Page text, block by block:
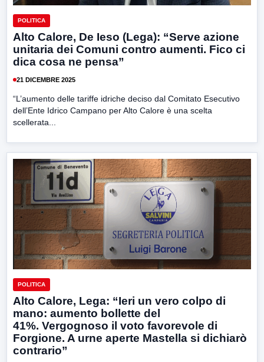
POLITICA
Alto Calore, De Ieso (Lega): “Serve azione
unitaria dei Comuni contro aumenti. Fico ci
dica cosa ne pensa”
21 DICEMBRE 2025
“L’aumento delle tariffe idriche deciso dal Comitato Esecutivo
dell’Ente Idrico Campano per Alto Calore è una scelta
scellerata...
POLITICA
Alto Calore, Lega: “Ieri un vero colpo di
mano: aumento bollette del
41%. Vergognoso il voto favorevole di
Forgione. A urne aperte Mastella si dichiarò
contrario”